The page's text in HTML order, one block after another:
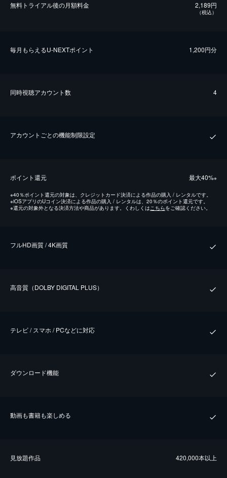
無料トライアル後の⽉額料金 2,189円
（税込）
毎⽉もらえるU-NEXTポイント 1,200円分
同時視聴アカウント数 4
アカウントごとの機能制限設定
ポイント還元 最⼤40%※
※40％ポイント還元の対象は、クレジットカード決済による作品の購入 / レンタルです。
※iOSアプリのUコイン決済による作品の購入 / レンタルは、20％のポイント還元です。
※還元の対象外となる決済方法や商品があります。くわしくはこちらをご確認ください。
フルHD画質 / 4K画質
⾼⾳質（DOLBY DIGITAL PLUS）
テレビ / スマホ / PCなどに対応
ダウンロード機能
動画も書籍も楽しめる
⾒放題作品 420,000本以上